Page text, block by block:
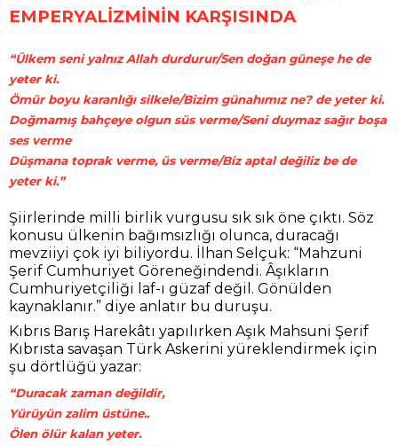
EMPERYALİZMİNİN KARŞISINDA
“Ülkem seni yalnız Allah durdurur/Sen doğan güneşe he de
yeter ki.
Ömür boyu karanlığı silkele/Bizim günahımız ne? de yeter ki.
Doğmamış bahçeye olgun süs verme/Seni duymaz sağır boşa
ses verme
Düşmana toprak verme, üs verme/Biz aptal değiliz be de
yeter ki.”
Şiirlerinde milli birlik vurgusu sık sık öne çıktı. Söz
konusu ülkenin bağımsızlığı olunca, duracağı
mevziiyi çok iyi biliyordu. İlhan Selçuk: “Mahzuni
Şerif Cumhuriyet Göreneğindendi. Âşıkların
Cumhuriyetçiliği laf-ı güzaf değil. Gönülden
kaynaklanır.” diye anlatır bu duruşu.
Kıbrıs Barış Harekâtı yapılırken Aşık Mahsuni Şerif
Kıbrısta savaşan Türk Askerini yüreklendirmek için
şu dörtlüğü yazar:
“Duracak zaman değildir,
Yürüyün zalim üstüne..
Ölen ölür kalan yeter.